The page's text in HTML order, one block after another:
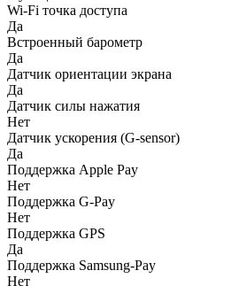
Wi-Fi точка доступа
Да
Встроенный барометр
Да
Датчик ориентации экрана
Да
Датчик силы нажатия
Нет
Датчик ускорения (G-sensor)
Да
Поддержка Apple Pay
Нет
Поддержка G-Pay
Нет
Поддержка GPS
Да
Поддержка Samsung-Pay
Нет